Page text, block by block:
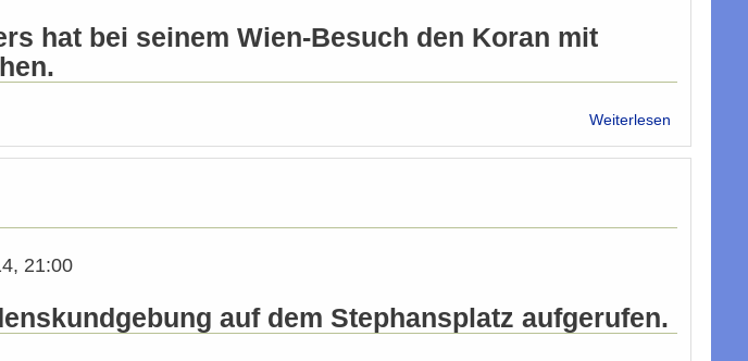
hat bei seinem Wien-Besuch den Koran mit
Weiterlesen
gegen
21:00
auf dem Stephansplatz aufgerufen.